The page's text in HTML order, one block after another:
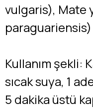
vulgaris), Mate
paraguariensis)
Kullanım şekli:
sıcak suya, 1
5 dakika üstü